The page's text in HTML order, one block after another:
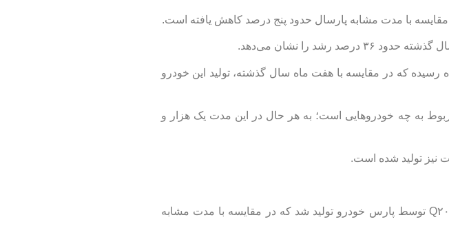
سایپا طی هفت ماه امسال به حدود ۲۸ هزار دستگاه رسیده که در مقایسه با هفت ماه سال گذشته، تولید این خودرو
به چه خودروهایی است؛ به هر حال در این مدت یک هزار و
در هفت ماهه امسال حدود ۴۳ هزار و ۷۰۰ دستگاه از محصولات خانواده Q۲۰۰ توسط پارس خودرو تولید شد که در مقایسه با مدت مشابه